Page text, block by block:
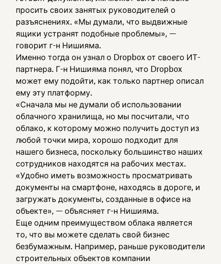
просить своих занятых руководителей о
разъяснениях. «Мы думали, что выдвижные
ящики устранят подобные проблемы», —
говорит г-н Нишияма.
Именно тогда он узнал о Dropbox от своего ИТ-
партнера. Г-н Нишияма понял, что Dropbox
может ему подойти, как только партнер описал
ему эту платформу.
«Сначала мы не думали об использовании
облачного хранилища, но мы посчитали, что
облако, к которому можно получить доступ из
любой точки мира, хорошо подходит для
нашего бизнеса, поскольку большинство наших
сотрудников находятся на рабочих местах.
«Удобно иметь возможность просматривать
документы на смартфоне, находясь в дороге, и
загружать документы, созданные в офисе на
объекте», — объясняет г-н Нишияма.
Еще одним преимуществом облака является
то, что вы можете сделать свой бизнес
безбумажным. Например, раньше руководители
строительных объектов компании